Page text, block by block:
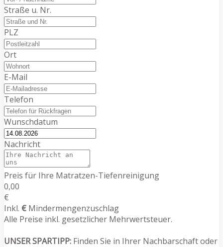
Straße u. Nr.
PLZ
Ort
E-Mail
Telefon
Wunschdatum
Nachricht
Preis für Ihre Matratzen-Tiefenreinigung
0,00
€
Inkl. € Mindermengenzuschlag
Alle Preise inkl. gesetzlicher Mehrwertsteuer.
UNSER SPARTIPP: Finden Sie in Ihrer Nachbarschaft oder